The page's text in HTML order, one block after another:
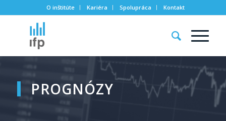
O inštitúte Kariéra Spolupráca Kontakt
PROGNÓZY